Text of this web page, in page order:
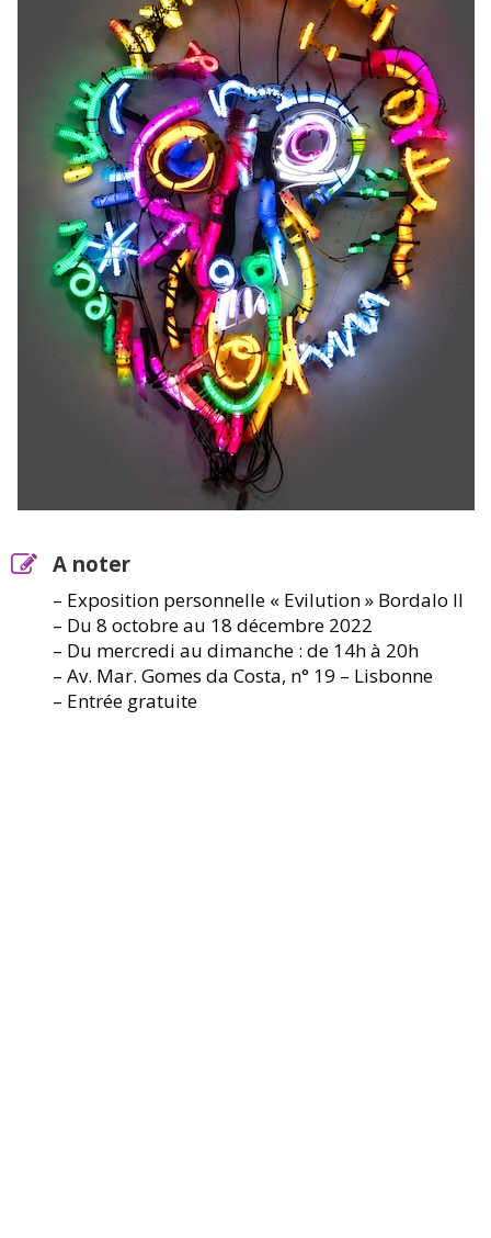
A noter
– Exposition personnelle « Evilution » Bordalo II
– Du 8 octobre au 18 décembre 2022
– Du mercredi au dimanche : de 14h à 20h
– Av. Mar. Gomes da Costa, n° 19 – Lisbonne
– Entrée gratuite